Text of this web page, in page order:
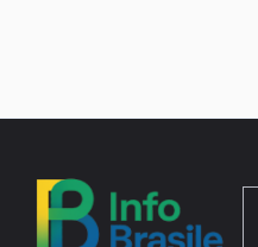
contenuto